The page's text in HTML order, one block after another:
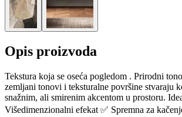
Opis proizvoda
Tekstura koja se oseća pogledom . Prirodni
zemljani tonovi i teksturalne površine stvaraju
snažnim, ali smirenim akcentom u prostoru.
Višedimenzionalni efekat ✅ Spremna za